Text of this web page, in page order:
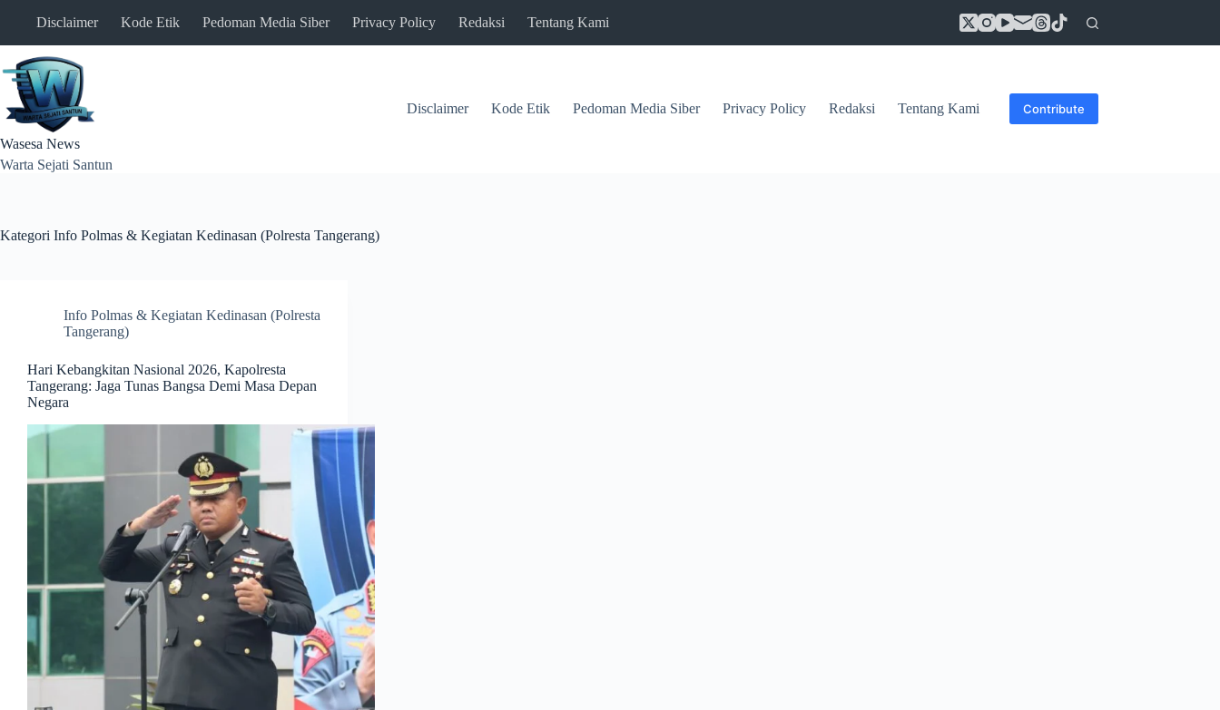
Disclaimer Kode Etik Pedoman Media Siber Privacy Policy Redaksi Tentang Kami
Wasesa News
Warta Sejati Santun
Disclaimer Kode Etik Pedoman Media Siber Privacy Policy Redaksi Tentang Kami Contribute
Kategori Info Polmas & Kegiatan Kedinasan (Polresta Tangerang)
Info Polmas & Kegiatan Kedinasan (Polresta
Tangerang)
Hari Kebangkitan Nasional 2026, Kapolresta
Tangerang: Jaga Tunas Bangsa Demi Masa Depan
Negara